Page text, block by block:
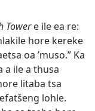
Towere ile ea re:
hore kereke
oa ’muso.” Ka
a ile a thusa
litaba tsa
lohle.